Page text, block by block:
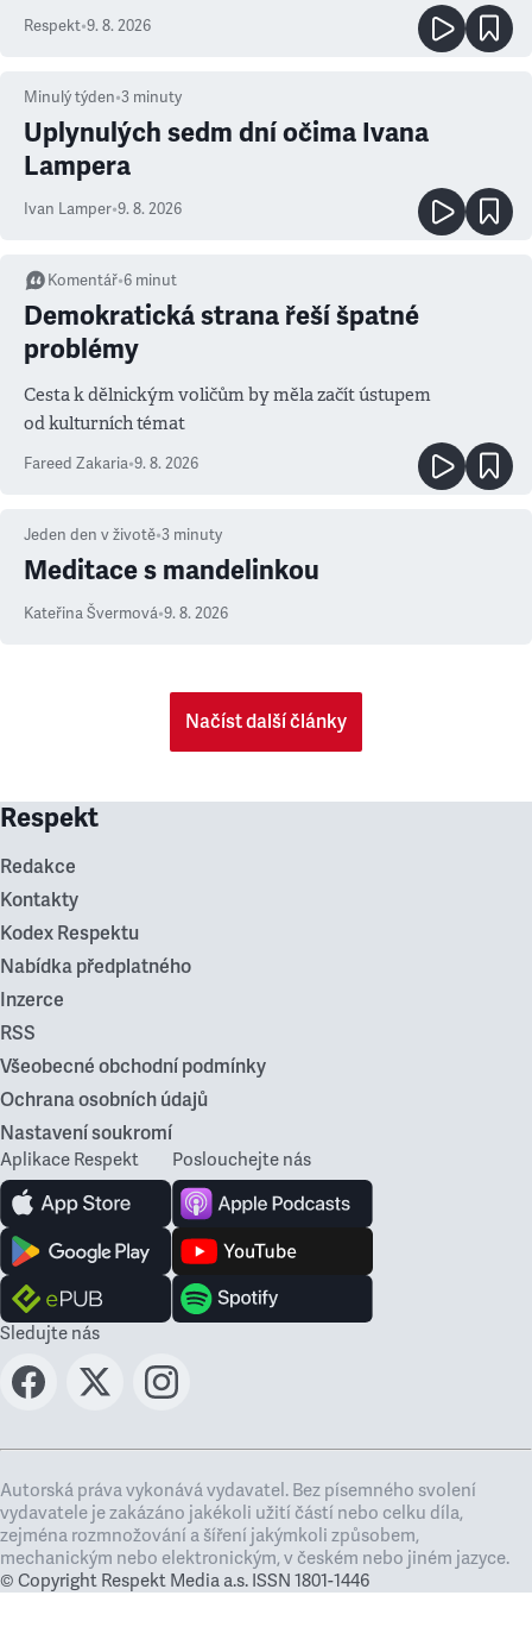
Respekt•9. 8. 2026
Minulý týden•3 minuty
Uplynulých sedm dní očima Ivana
Lampera
Ivan Lamper•9. 8. 2026
Komentář•6 minut
Demokratická strana řeší špatné
problémy
Cesta k dělnickým voličům by měla začít ústupem
od kulturních témat
Fareed Zakaria•9. 8. 2026
Jeden den v životě•3 minuty
Meditace s mandelinkou
Kateřina Švermová•9. 8. 2026
Načíst další články
Respekt
Redakce
Kontakty
Kodex Respektu
Nabídka předplatného
Inzerce
RSS
Všeobecné obchodní podmínky
Ochrana osobních údajů
Nastavení soukromí
Aplikace Respekt Poslouchejte nás
Sledujte nás
Autorská práva vykonává vydavatel. Bez písemného svolení
vydavatele je zakázáno jakékoli užití částí nebo celku díla,
zejména rozmnožování a šíření jakýmkoli způsobem,
mechanickým nebo elektronickým, v českém nebo jiném jazyce.
© Copyright Respekt Media a.s. ISSN 1801-1446